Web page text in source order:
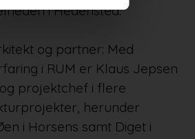
i Hedensted.
og partner: Med
i RUM er Klaus Jepsen
projektchef i flere
herunder
i Horsens samt Diget i